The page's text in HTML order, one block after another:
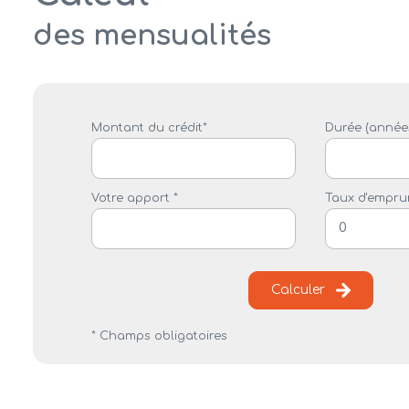
des mensualités
Montant du crédit* Durée
Votre apport * Taux
Calculer
* Champs obligatoires